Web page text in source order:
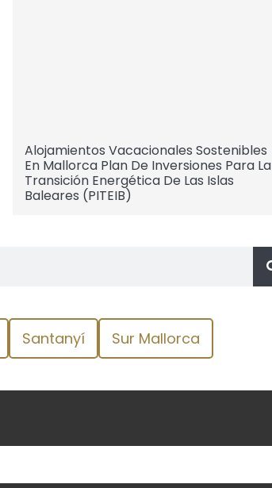
Alojamientos Vacacionales Sostenibles
En Mallorca Plan De Inversiones Para La
Transición Energética De Las Islas
Baleares (PITEIB)
Santanyí Sur Mallorca